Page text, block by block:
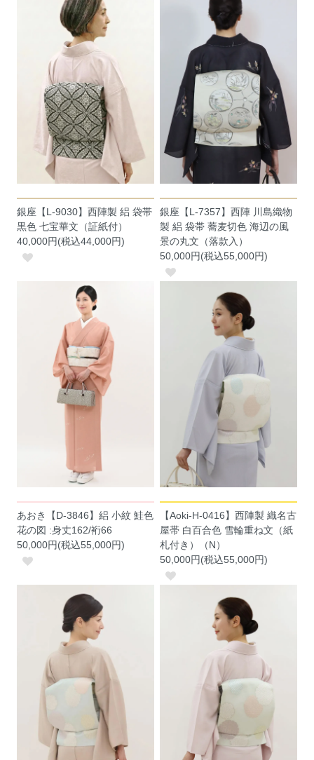
銀座【L-9030】西陣製 絽 袋帯
黒色 七宝華文（証紙付）
40,000円(税込44,000円)
銀座【L-7357】西陣 川島織物
製 絽 袋帯 蕎麦切色 海辺の風
景の丸文（落款入）
50,000円(税込55,000円)
あおき【D-3846】絽 小紋 鮭色
花の図 :身丈162/裄66
50,000円(税込55,000円)
【Aoki-H-0416】西陣製 織名古
屋帯 白百合色 雪輪重ね文（紙
札付き）（N）
50,000円(税込55,000円)